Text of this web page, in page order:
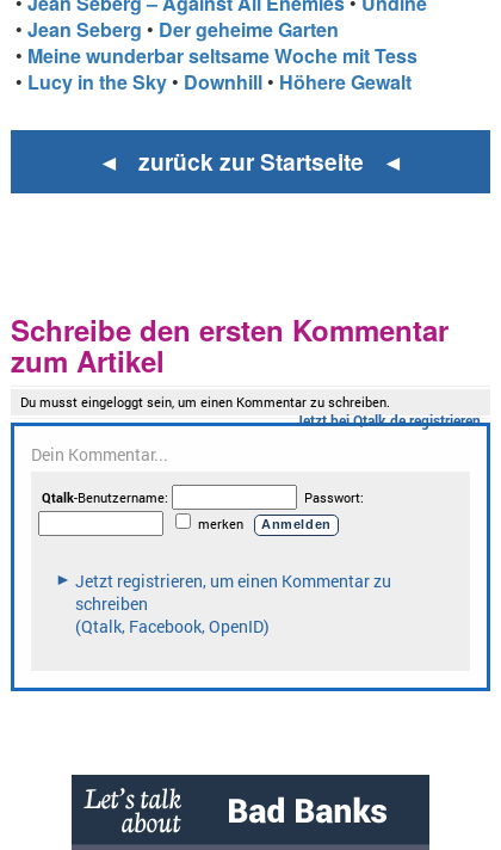
•Jean Seberg • Der geheime Garten
• Meine wunderbar seltsame Woche mit Tess
• Lucy in the Sky • Downhill • Höhere Gewalt
◄ zurück zur Startseite ◄
Schreibe den ersten Kommentar
zum Artikel